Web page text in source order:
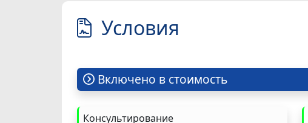
Условия
Включено в стоимость
Консультирование